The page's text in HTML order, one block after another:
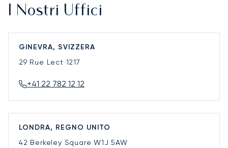
I Nostri Uffici
GINEVRA, SVIZZERA
29 Rue Lect 1217
+41 22 782 12 12
LONDRA, REGNO UNITO
42 Berkeley SquareW1J 5AW